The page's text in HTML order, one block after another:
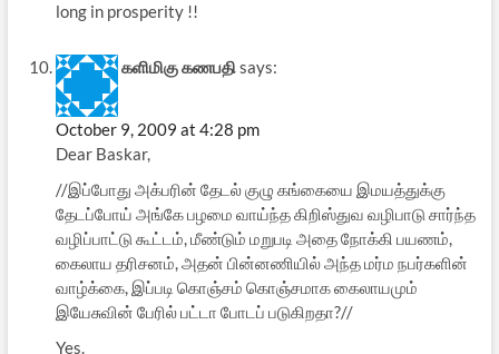
long in prosperity !!
களிமிகு கணபதி says:
October 9, 2009 at 4:28 pm
Dear Baskar,
//இப்போது அக்பரின் தேடல் குழு கங்கையை இமயத்துக்கு
தேடப்போய் அங்கே பழமை வாய்ந்த கிறிஸ்துவ வழிபாடு சார்ந்த
வழிப்பாட்டு கூட்டம், மீண்டும் மறுபடி அதை நோக்கி பயணம்,
கைலாய தரிசனம், அதன் பின்னணியில் அந்த மர்ம நபர்களின்
வாழ்க்கை, இப்படி கொஞ்சம் கொஞ்சமாக கைலாயமும்
இயேசுவின் பேரில் பட்டா போடப் படுகிறதா?//
Yes.